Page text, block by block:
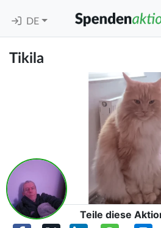
DE
Tikila
Teile diese